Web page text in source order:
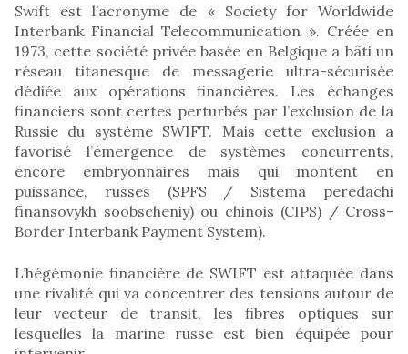
Swift est l’acronyme de « Society for Worldwide
Interbank Financial Telecommunication ». Créée en
1973, cette société privée basée en Belgique a bâti un
réseau titanesque de messagerie ultra-sécurisée
dédiée aux opérations financières. Les échanges
financiers sont certes perturbés par l’exclusion de la
Russie du système SWIFT. Mais cette exclusion a
favorisé l’émergence de systèmes concurrents,
encore embryonnaires mais qui montent en
puissance, russes (SPFS / Sistema peredachi
finansovykh soobscheniy) ou chinois (CIPS) / Cross-
Border Interbank Payment System).
L’hégémonie financière de SWIFT est attaquée dans
une rivalité qui va concentrer des tensions autour de
leur vecteur de transit, les fibres optiques sur
lesquelles la marine russe est bien équipée pour